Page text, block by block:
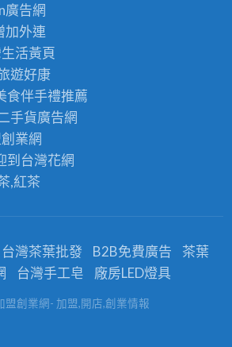
廣告網
加外連
生活黃頁
遊好康
食伴手禮推薦
手貨廣告網
業網
到台灣花網
,紅茶
台灣茶葉批發 B2B免費廣告
茶葉
台灣手工皂 廠房LED燈具
盟創業網- 加盟,開店,創業情報